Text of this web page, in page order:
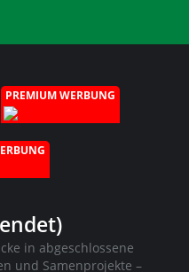
PREMIUM WERBUNG
in abgeschlossene
und Samenprojekte –